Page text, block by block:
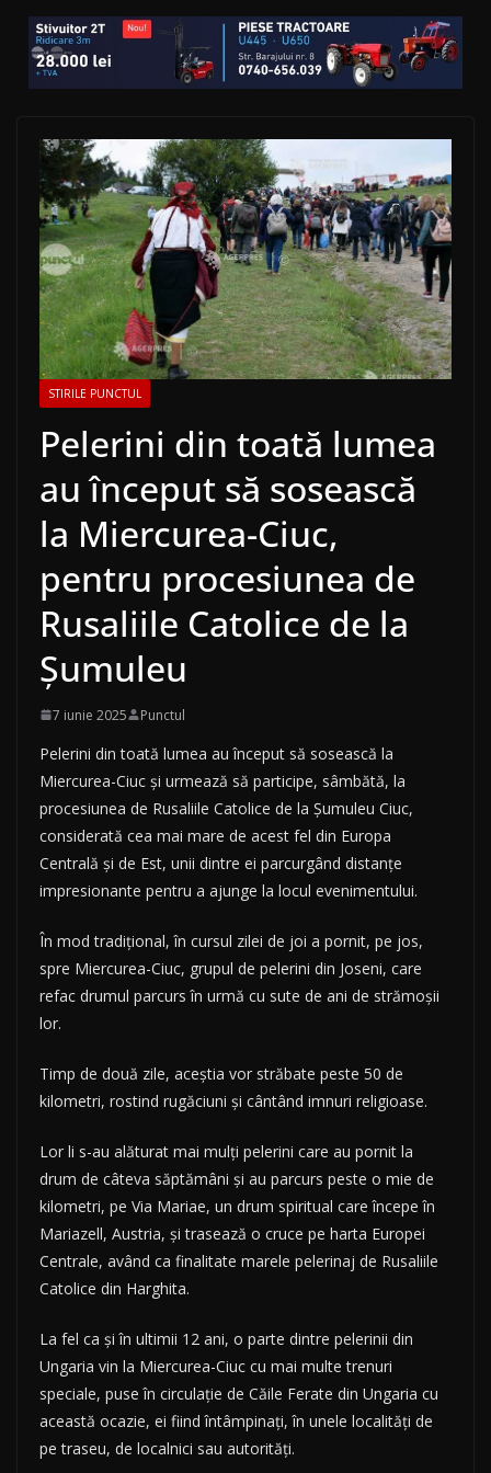
STIRILE PUNCTUL
Pelerini din toată lumea
au început să sosească
la Miercurea-Ciuc,
pentru procesiunea de
Rusaliile Catolice de la
Șumuleu
7 iunie 2025 Punctul
Pelerini din toată lumea au început să sosească la
Miercurea-Ciuc și urmează să participe, sâmbătă, la
procesiunea de Rusaliile Catolice de la Șumuleu Ciuc,
considerată cea mai mare de acest fel din Europa
Centrală și de Est, unii dintre ei parcurgând distanțe
impresionante pentru a ajunge la locul evenimentului.
În mod tradițional, în cursul zilei de joi a pornit, pe jos,
spre Miercurea-Ciuc, grupul de pelerini din Joseni, care
refac drumul parcurs în urmă cu sute de ani de strămoșii
lor.
Timp de două zile, aceștia vor străbate peste 50 de
kilometri, rostind rugăciuni și cântând imnuri religioase.
Lor li s-au alăturat mai mulți pelerini care au pornit la
drum de câteva săptămâni și au parcurs peste o mie de
kilometri, pe Via Mariae, un drum spiritual care începe în
Mariazell, Austria, și trasează o cruce pe harta Europei
Centrale, având ca finalitate marele pelerinaj de Rusaliile
Catolice din Harghita.
La fel ca și în ultimii 12 ani, o parte dintre pelerinii din
Ungaria vin la Miercurea-Ciuc cu mai multe trenuri
speciale, puse în circulație de Căile Ferate din Ungaria cu
această ocazie, ei fiind întâmpinați, în unele localități de
pe traseu, de localnici sau autorități.